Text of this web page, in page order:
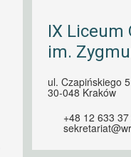
IX Liceum
im.
ul. Czapińskiego 5
30-048 Kraków
+48 12 633